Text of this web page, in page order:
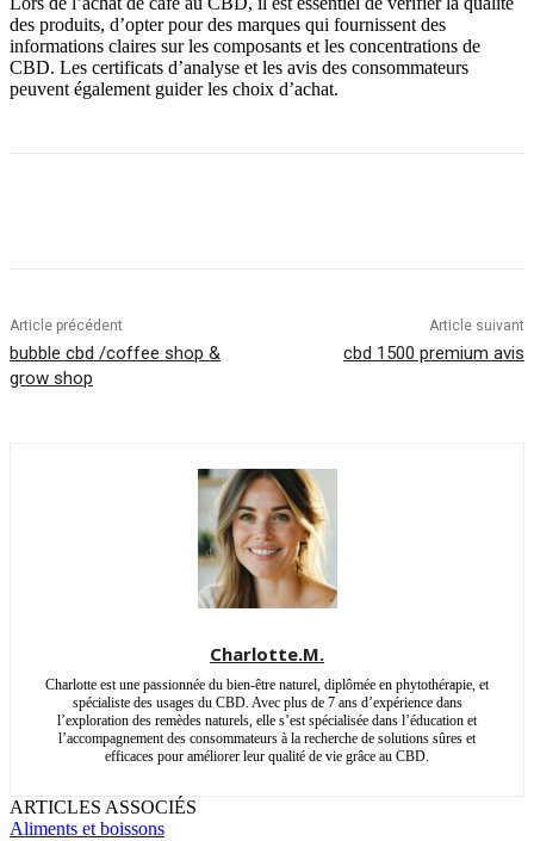
des produits, d’opter pour des marques qui fournissent des
informations claires sur les composants et les concentrations de
CBD. Les certificats d’analyse et les avis des consommateurs
peuvent également guider les choix d’achat.
Article précédent
bubble cbd /coffee shop &
grow shop
Article suivant
cbd 1500 premium avis
Charlotte.M.
Charlotte est une passionnée du bien-être naturel, diplômée en phytothérapie, et
spécialiste des usages du CBD. Avec plus de 7 ans d’expérience dans
l’exploration des remèdes naturels, elle s’est spécialisée dans l’éducation et
l’accompagnement des consommateurs à la recherche de solutions sûres et
efficaces pour améliorer leur qualité de vie grâce au CBD.
ARTICLES ASSOCIÉS
Aliments et boissons